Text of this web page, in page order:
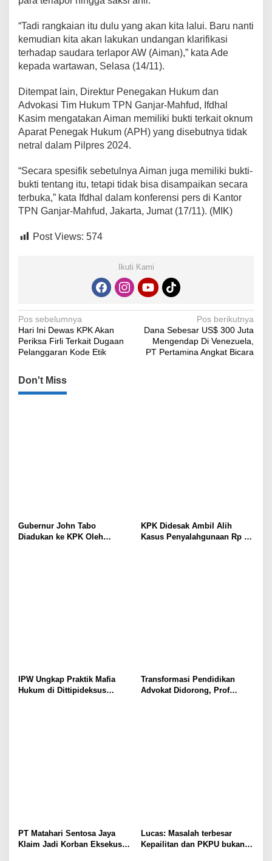
“Tadi rangkaian itu dulu yang akan kita lalui. Baru nanti
kemudian kita akan lakukan undangan klarifikasi
terhadap saudara terlapor AW (Aiman),” kata Ade
kepada wartawan, Selasa (14/11).
Ditempat lain, Direktur Penegakan Hukum dan
Advokasi Tim Hukum TPN Ganjar-Mahfud, Ifdhal
Kasim mengatakan Aiman memiliki bukti terkait oknum
Aparat Penegak Hukum (APH) yang disebutnya tidak
netral dalam Pilpres 2024.
“Secara spesifik sebetulnya Aiman juga memiliki bukti-
bukti tentang itu, tetapi tidak bisa disampaikan secara
terbuka,” kata Ifdhal dalam konferensi pers di Kantor
TPN Ganjar-Mahfud, Jakarta, Jumat (17/11). (MIK)
Post Views: 574
Ikuti Kami
Navigasi
pos
Pos sebelumnya
Hari Ini Dewas KPK Akan
Periksa Firli Terkait Dugaan
Pelanggaran Kode Etik
Pos berikutnya
Dana Sebesar US$ 300 Juta
Mengendap Di Venezuela,
PT Pertamina Angkat Bicara
Don't Miss
Gubernur John Tabo
Diadukan ke KPK Oleh
KPK Didesak Ambil Alih
Kasus Penyalahgunaan Rp 16
IPW Ungkap Praktik Mafia
Hukum di Dittipideksus
Transformasi Pendidikan
Advokat Didorong, Prof
PT Matahari Sentosa Jaya
Klaim Jadi Korban Eksekusi
Lucas: Masalah terbesar
Kepailitan dan PKPU bukan